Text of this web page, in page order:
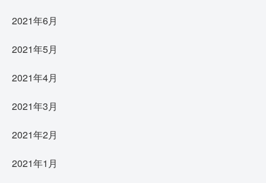
2021年6月
2021年5月
2021年4月
2021年3月
2021年2月
2021年1月